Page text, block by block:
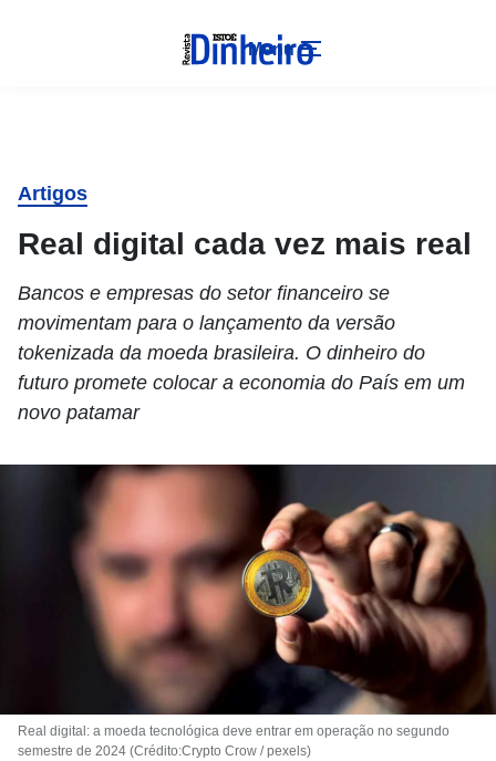
Menu
Artigos
Real digital cada vez mais real
Bancos e empresas do setor financeiro se
movimentam para o lançamento da versão
tokenizada da moeda brasileira. O dinheiro do
futuro promete colocar a economia do País em um
novo patamar
Real digital: a moeda tecnológica deve entrar em operação no segundo
semestre de 2024 (Crédito:Crypto Crow / pexels)